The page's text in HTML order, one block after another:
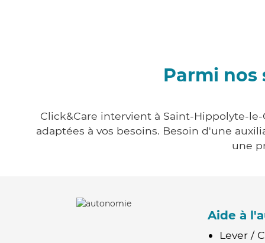
Parmi nos
Click&Care intervient à Saint-Hippolyte-
adaptées à vos besoins. Besoin d'une
une
Aide à
Lever /